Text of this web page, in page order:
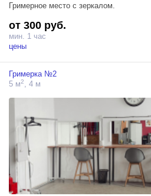
Гримерное место с зеркалом.
от 300 руб.
мин. 1 час
цены
Гримерка №2
5 м2, 4 м